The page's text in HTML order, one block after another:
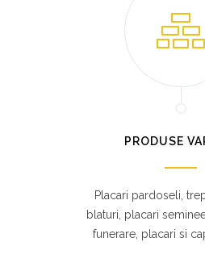
PRODUSE
Placari pardoseli,
blaturi, placari
funerare, placari si